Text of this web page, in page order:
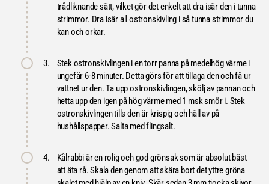
trådliknande sätt, vilket gör det enkelt att dra isär den i tunna
strimmor. Dra isär all ostronskivling i så tunna strimmor du
kan och orkar.
3.
Stek ostronskivlingen i en torr panna på medelhög värme i
ungefär 6-8 minuter. Detta görs för att tillaga den och få ur
vattnet ur den. Ta upp ostronskivlingen, skölj av pannan och
hetta upp den igen på hög värme med 1 msk smör i. Stek
ostronskivlingen tills den är krispig och häll av på
hushållspapper. Salta med flingsalt.
4.
Kålrabbi är en rolig och god grönsak som är absolut bäst
att äta rå. Skala den genom att skära bort det yttre gröna